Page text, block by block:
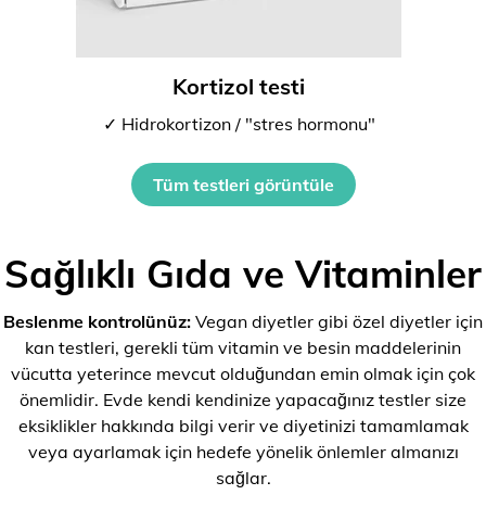
Kortizol testi
✓ Hidrokortizon / "stres hormonu"
Tüm testleri görüntüle
Sağlıklı Gıda ve Vitaminler
Beslenme kontrolünüz: Vegan diyetler gibi özel diyetler için
kan testleri, gerekli tüm vitamin ve besin maddelerinin
vücutta yeterince mevcut olduğundan emin olmak için çok
önemlidir. Evde kendi kendinize yapacağınız testler size
eksiklikler hakkında bilgi verir ve diyetinizi tamamlamak
veya ayarlamak için hedefe yönelik önlemler almanızı
sağlar.